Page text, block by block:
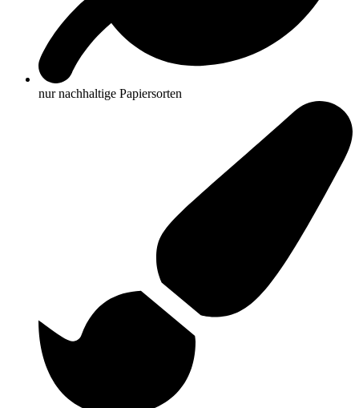
nur nachhaltige Papiersorten